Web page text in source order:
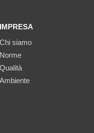
IMPRESA
Chi siamo
Norme
Qualità
Ambiente